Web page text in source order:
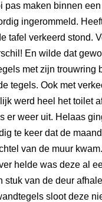
pas maken binnen
ingerommeld.
tafel verkeerd stond.
En wilde dat
met zijn trouwring
tegels. Ook met
werd heel het toilet
er weer uit. Helaas
te keer dat de
van de muur
helde was deze al
stuk van de deur
sloot deze